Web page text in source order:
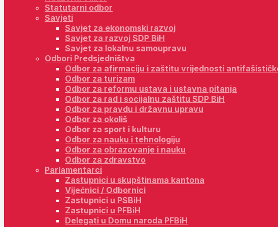
Statutarni odbor
Savjeti
Savjet za ekonomski razvoj
Savjet za razvoj SDP BiH
Savjet za lokalnu samoupravu
Odbori Predsjedništva
Odbor za afirmaciju i zaštitu vrijednosti
Odbor za turizam
Odbor za reformu ustava i ustavna pitanja
Odbor za rad i socijalnu zaštitu SDP BiH
Odbor za pravdu i državnu upravu
Odbor za okoliš
Odbor za sport i kulturu
Odbor za nauku i tehnologiju
Odbor za obrazovanje i nauku
Odbor za zdravstvo
Parlamentarci
Zastupnici u skupštinama kantona
Vijećnici / Odbornici
Zastupnici u PSBiH
Zastupnici u PFBiH
Delegati u Domu naroda PFBiH